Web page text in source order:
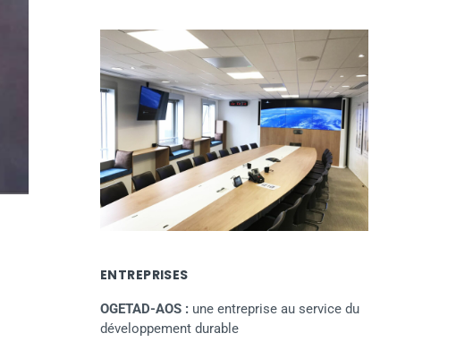
ENTREPRISES
OGETAD-AOS : une entreprise au service du
développement durable